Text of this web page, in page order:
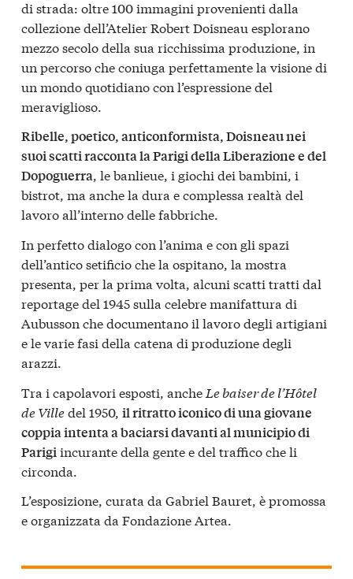
di strada: oltre 100 immagini provenienti dalla
collezione dell’Atelier Robert Doisneau esplorano
mezzo secolo della sua ricchissima produzione, in
un percorso che coniuga perfettamente la visione di
un mondo quotidiano con l’espressione del
meraviglioso.
Ribelle, poetico, anticonformista, Doisneau nei
suoi scatti racconta la Parigi della Liberazione e del
Dopoguerra, le banlieue, i giochi dei bambini, i
bistrot, ma anche la dura e complessa realtà del
lavoro all’interno delle fabbriche.
In perfetto dialogo con l’anima e con gli spazi
dell’antico setificio che la ospitano, la mostra
presenta, per la prima volta, alcuni scatti tratti dal
reportage del 1945 sulla celebre manifattura di
Aubusson che documentano il lavoro degli artigiani
e le varie fasi della catena di produzione degli
arazzi.
Tra i capolavori esposti, anche Le baiser de l’Hôtel
de Villedel 1950, il ritratto iconico di una giovane
coppia intenta a baciarsi davanti al municipio di
Parigiincurante della gente e del traffico che li
circonda.
L’esposizione, curata da Gabriel Bauret, è promossa
e organizzata da Fondazione Artea.